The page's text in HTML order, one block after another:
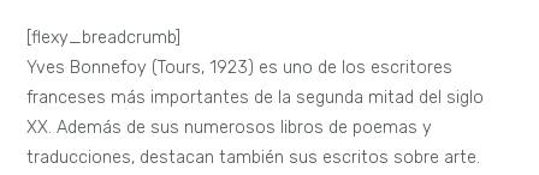
[flexy_breadcrumb]
Yves Bonnefoy (Tours, 1923) es uno de los escritores
franceses más importantes de la segunda mitad del siglo
XX. Además de sus numerosos libros de poemas y
traducciones, destacan también sus escritos sobre arte.